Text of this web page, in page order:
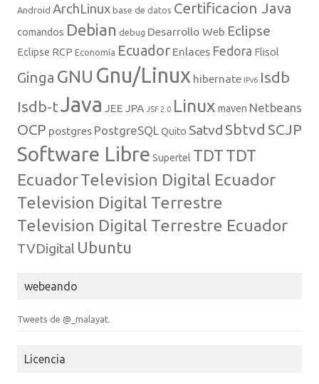
Android ArchLinux base de datos Certificacion Java
comandos Debian debug Desarrollo Web Eclipse
Eclipse RCP Economía Ecuador Enlaces Fedora Flisol
Ginga GNU Gnu/Linux hibernate IPv6 Isdb
Isdb-tJava JEE JPA JSF 2.0 Linux maven Netbeans
OCP postgres PostgreSQLQuito Satvd Sbtvd SCJP
Software Libre Supertel TDT TDT
EcuadorTelevision Digital Ecuador
Television Digital Terrestre
Television Digital Terrestre Ecuador
TVDigital Ubuntu
webeando
Tweets de @_malayat.
Licencia